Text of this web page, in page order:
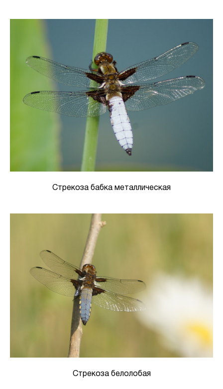
Стрекоза бабка металлическая
Стрекоза белолобая